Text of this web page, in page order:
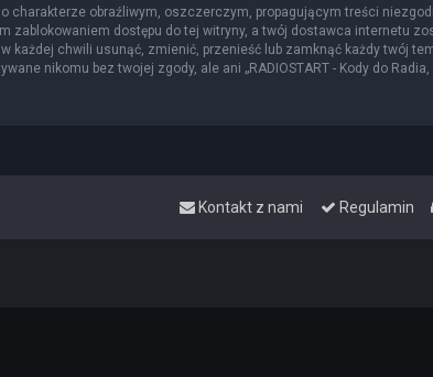
charakterze obraźliwym, oszczerczym, propagującym treści
zablokowaniem dostępu do tej witryny, a twój dostawca internetu
każdej chwili usunąć, zmienić, przenieść lub zamknąć każdy
nikomu bez twojej zgody, ale ani „RADIOSTART - Kody do
Regulamin
Kontakt z nami